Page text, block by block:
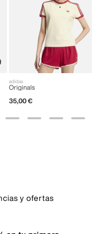
adidas
Originals
35,00 €
y ofertas